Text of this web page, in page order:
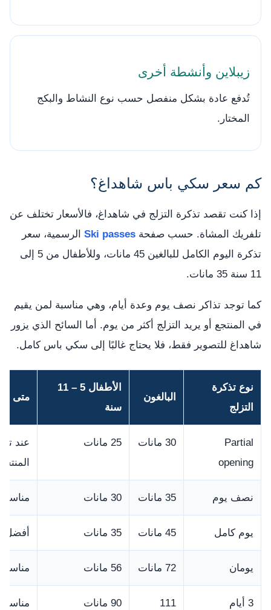
زيبلاين وأنشطة أخرى
تُدفع عادة بشكل منفصل حسب نوع النشاط والبكج
المختار.
كم سعر سكي باس شاهداغ؟
إذا كنت تقصد تذكرة التزلج في شاهداغ، فالأسعار تختلف عن
تلفريك المشاة. حسب صفحة Ski passes الرسمية، سعر
تذكرة اليوم الكامل للبالغين 45 مانات، وللأطفال من 5 إلى
11 سنة 35 مانات.
كما توجد تذاكر نصف يوم وعدة أيام، وهي مناسبة لمن يقيم
في المنتجع أو يريد التزلج أكثر من يوم. أما السائح الذي يزور
شاهداغ للتصوير فقط، فلا يحتاج غالبًا إلى سكي باس كامل.
نوع تذكرة
التزلج
البالغون
الأطفال 5 – 11
سنة
متى
Partial
opening
30 مانات 25 مانات
عند
نصف يوم 35 مانات 30 مانات
يوم كامل 45 مانات 35 مانات أفضل
يومان 72 مانات 56 مانات مناسب
3 أيام
111
90 مانات مناسب